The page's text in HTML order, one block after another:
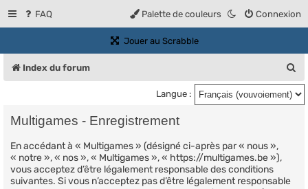
FAQ Connexion
Palette de couleurs
Jouer au Scrabble(Ouvre un nouvel onglet)
Index du forum
e
c
Langue :
Multigames - Enregistrement
En accédant à « Multigames » (désigné ci-après par « nous »,
« notre », « nos », « Multigames », « https://multigames.be »),
vous acceptez d’être légalement responsable des conditions
suivantes. Si vous n’acceptez pas d’être légalement responsable